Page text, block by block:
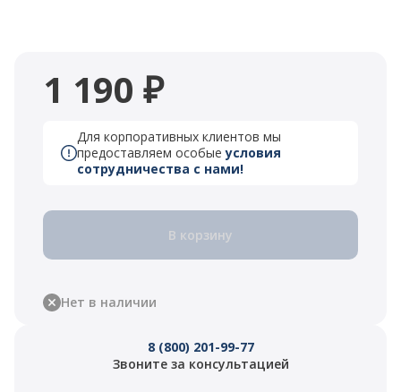
1 190 ₽
Для корпоративных клиентов мы
предоставляем особыеусловия
сотрудничества с нами!
В корзину
Нет в наличии
8 (800) 201-99-77
Звоните за консультацией